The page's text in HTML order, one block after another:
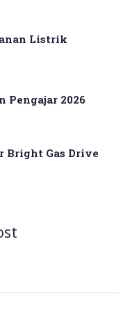
Listrik
Pengajar 2026
Bright Gas Drive